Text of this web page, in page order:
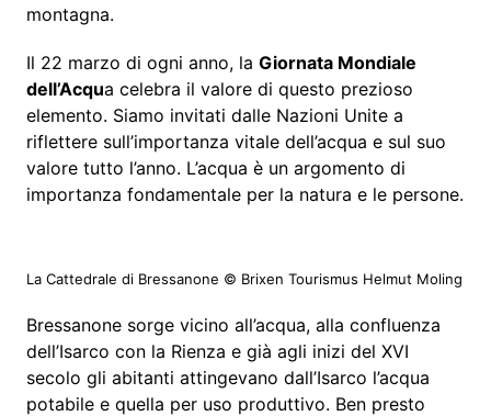
montagna.
Il 22 marzo di ogni anno, la Giornata Mondiale
dell’Acqua celebra il valore di questo prezioso
elemento. Siamo invitati dalle Nazioni Unite a
riflettere sull’importanza vitale dell’acqua e sul suo
valore tutto l’anno. L’acqua è un argomento di
importanza fondamentale per la natura e le persone.
La Cattedrale di Bressanone © Brixen Tourismus Helmut Moling
Bressanone sorge vicino all’acqua, alla confluenza
dell’Isarco con la Rienza e già agli inizi del XVI
secolo gli abitanti attingevano dall’Isarco l’acqua
potabile e quella per uso produttivo. Ben presto